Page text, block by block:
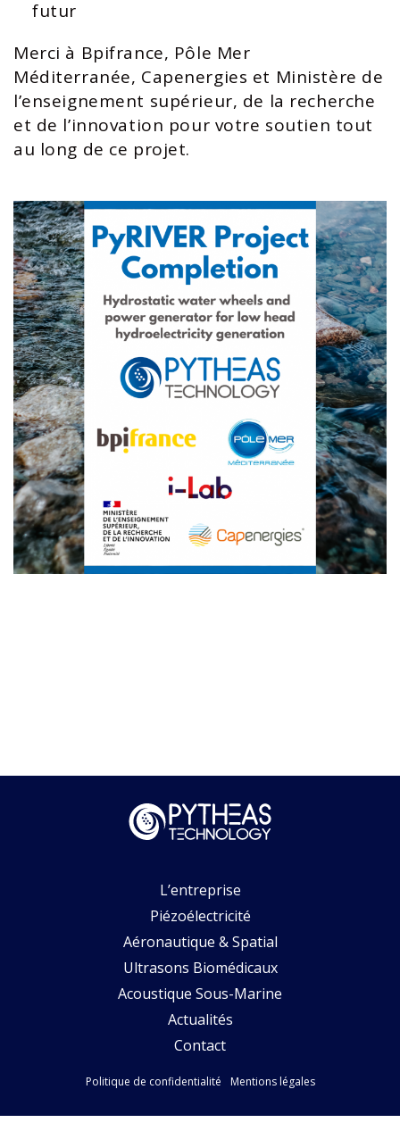
futur
Merci à Bpifrance, Pôle Mer
Méditerranée, Capenergies et Ministère de
l’enseignement supérieur, de la recherche
et de l’innovation pour votre soutien tout
au long de ce projet.
L’entreprise
Piézoélectricité
Aéronautique & Spatial
Ultrasons Biomédicaux
Acoustique Sous-Marine
Actualités
Contact
Politique de confidentialité Mentions légales